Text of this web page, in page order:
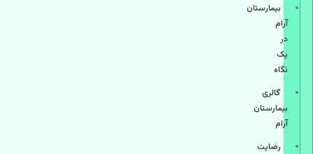
بیمارستان
آرام
در
یک
نگاه
گالری
بیمارستان
آرام
رضایت